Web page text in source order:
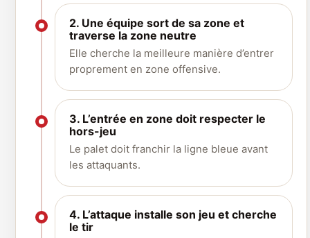
2. Une équipe sort de sa zone et
traverse la zone neutre
Elle cherche la meilleure manière d’entrer
proprement en zone offensive.
3. L’entrée en zone doit respecter le
hors-jeu
Le palet doit franchir la ligne bleue avant
les attaquants.
4. L’attaque installe son jeu et cherche
le tir